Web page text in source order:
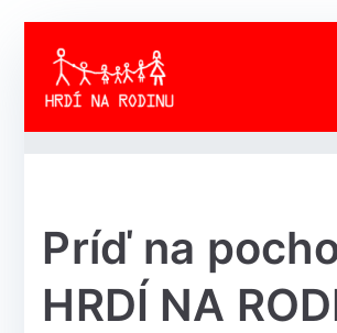
Príď na
HRDÍ NA